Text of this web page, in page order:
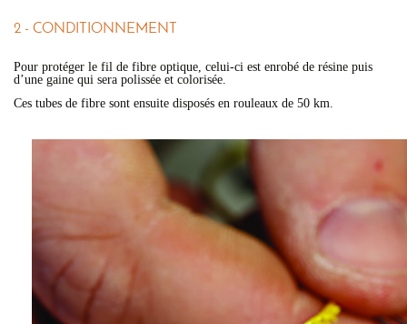
2 - CONDITIONNEMENT
Pour protéger le fil de fibre optique, celui-ci est enrobé de résine puis
d’une gaine qui sera polissée et colorisée.
Ces tubes de fibre sont ensuite disposés en rouleaux de 50 km.